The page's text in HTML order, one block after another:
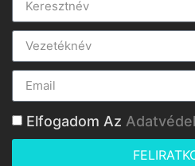
Elfogadom Az